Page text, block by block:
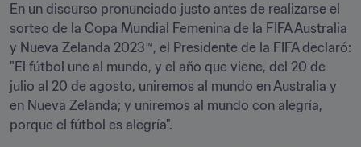
En un discurso pronunciado justo antes de realizarse el
sorteo de la Copa Mundial Femenina de la FIFA Australia
y Nueva Zelanda 2023™, el Presidente de la FIFA declaró:
"El fútbol une al mundo, y el año que viene, del 20 de
julio al 20 de agosto, uniremos al mundo en Australia y
en Nueva Zelanda; y uniremos al mundo con alegría,
porque el fútbol es alegría".